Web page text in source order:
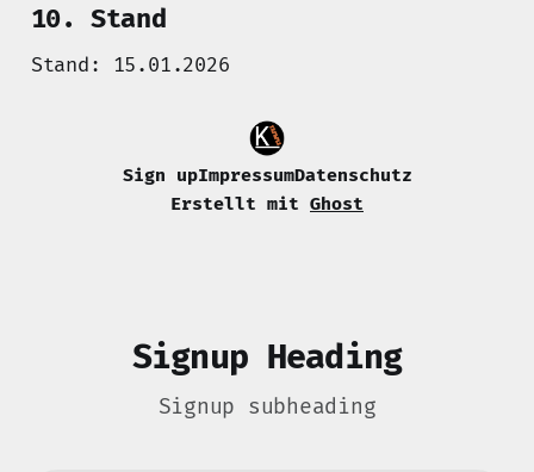
10. Stand
Stand: 15.01.2026
Sign upImpressumDatenschutz
Erstellt mit Ghost
Signup Heading
Signup subheading